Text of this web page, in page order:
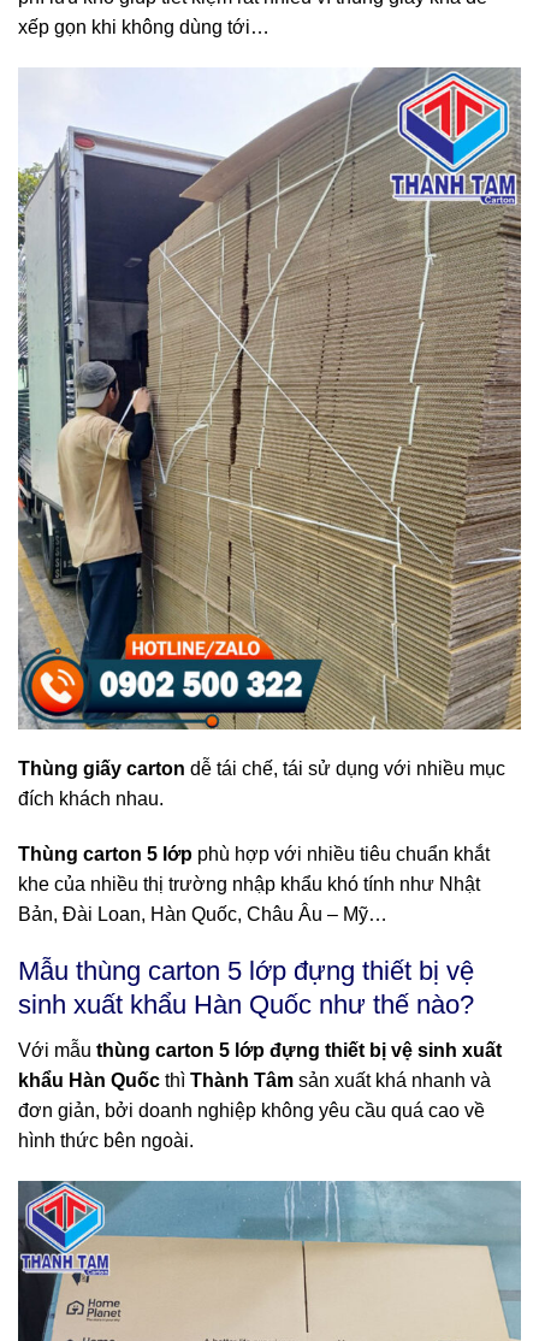
xếp gọn khi không dùng tới…
Thùng giấy carton dễ tái chế, tái sử dụng với nhiều mục
đích khách nhau.
Thùng carton 5 lớp phù hợp với nhiều tiêu chuẩn khắt
khe của nhiều thị trường nhập khẩu khó tính như Nhật
Bản, Đài Loan, Hàn Quốc, Châu Âu – Mỹ…
Mẫu thùng carton 5 lớp đựng thiết bị vệ
sinh xuất khẩu Hàn Quốc như thế nào?
Với mẫu thùng carton 5 lớp đựng thiết bị vệ sinh xuất
khẩu Hàn Quốc thì Thành Tâm sản xuất khá nhanh và
đơn giản, bởi doanh nghiệp không yêu cầu quá cao về
hình thức bên ngoài.